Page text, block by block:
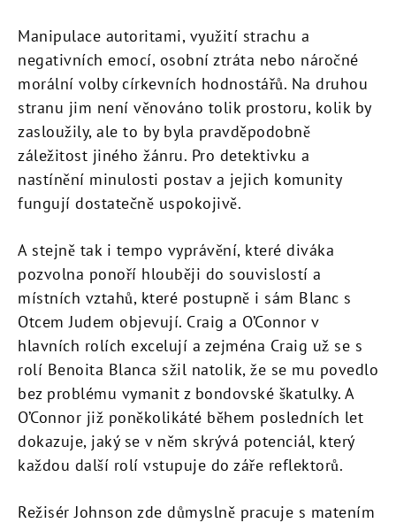
Manipulace autoritami, využití strachu a
negativních emocí, osobní ztráta nebo náročné
morální volby církevních hodnostářů. Na druhou
stranu jim není věnováno tolik prostoru, kolik by
zasloužily, ale to by byla pravděpodobně
záležitost jiného žánru. Pro detektivku a
nastínění minulosti postav a jejich komunity
fungují dostatečně uspokojivě.
A stejně tak i tempo vyprávění, které diváka
pozvolna ponoří hlouběji do souvislostí a
místních vztahů, které postupně i sám Blanc s
Otcem Judem objevují. Craig a O’Connor v
hlavních rolích excelují a zejména Craig už se s
rolí Benoita Blanca sžil natolik, že se mu povedlo
bez problému vymanit z bondovské škatulky. A
O’Connor již poněkolikáté během posledních let
dokazuje, jaký se v něm skrývá potenciál, který
každou další rolí vstupuje do záře reflektorů.
Režisér Johnson zde důmyslně pracuje s matením